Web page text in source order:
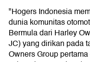
"Hogers Indonesia
dunia komunitas
Bermula dari Harley
JC) yang dirikan pada
Owners Group